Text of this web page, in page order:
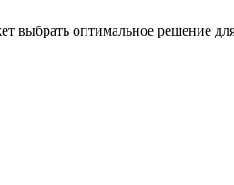
выбрать оптимальное решение